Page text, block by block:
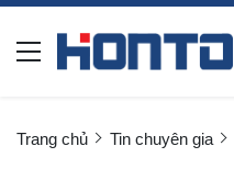
Trang chủ Tin chuyên gia